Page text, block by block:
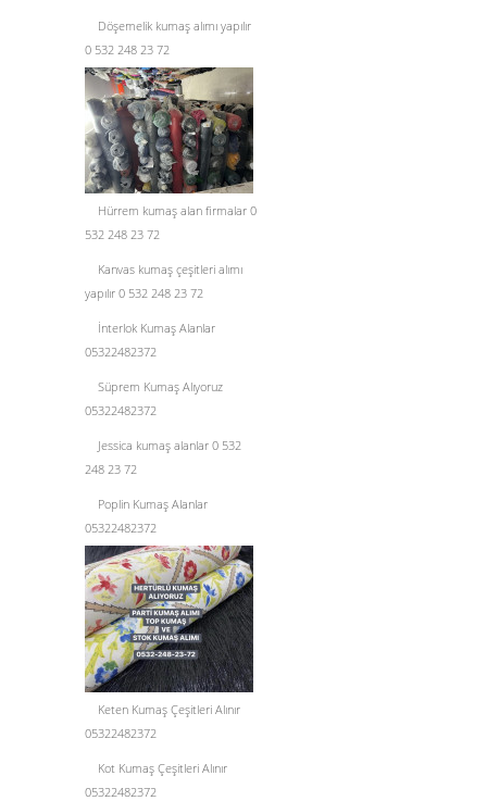
Döşemelik kumaş alımı yapılır
0 532 248 23 72
Hürrem kumaş alan firmalar 0
532 248 23 72
Kanvas kumaş çeşitleri alımı
yapılır 0 532 248 23 72
İnterlok Kumaş Alanlar
05322482372
Süprem Kumaş Alıyoruz
05322482372
Jessica kumaş alanlar 0 532
248 23 72
Poplin Kumaş Alanlar
05322482372
Keten Kumaş Çeşitleri Alınır
05322482372
Kot Kumaş Çeşitleri Alınır
05322482372